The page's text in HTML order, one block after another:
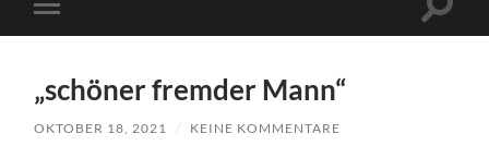
Mobile-
Menü
„schöner fremder Mann“
OKTOBER 18, 2021 / KEINE KOMMENTARE